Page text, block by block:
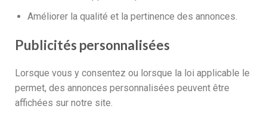
Améliorer la qualité et la pertinence des annonces.
Publicités personnalisées
Lorsque vous y consentez ou lorsque la loi applicable le
permet, des annonces personnalisées peuvent être
affichées sur notre site.